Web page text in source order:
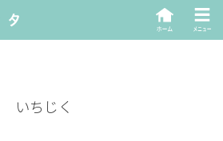
いちじく